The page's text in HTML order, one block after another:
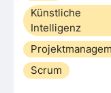
Künstliche
Intelligenz
Scrum